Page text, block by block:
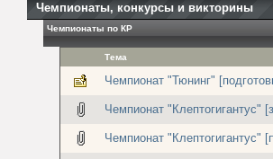
Чемпионаты, конкурсы и викторины
Чемпионаты по КР
Тема
Чемпионат "Тюнинг"
Чемпионат "Клептогигантус"
Чемпионат "Клептогигантус"